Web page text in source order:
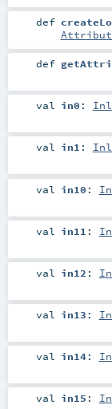
def
def
val in0 :
val in1 :
val in10 :
val in11 :
val in12 :
val in13 :
val in14:
val in15 :